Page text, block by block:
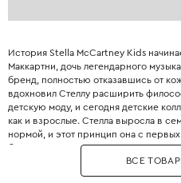
История Stella McCartney Kids
Маккартни, дочь легендарного
бренд, полностью отказавшись от
вдохновил Стеллу расширить
детскую моду, и сегодня детские
как и взрослые. Стелла выросла в
нормой, и этот принцип она с
бренда. Бренд использует только
материалы: органический хлопок,
из вторичного сырья и
ВСЕ